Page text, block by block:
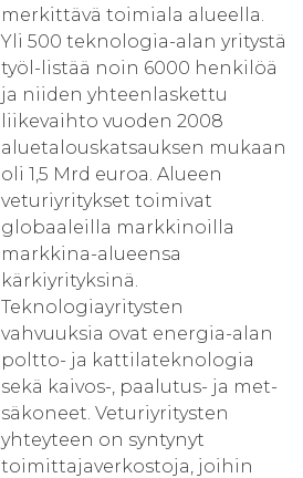
merkittävä toimiala alueella.
Yli 500 teknologia-alan yritystä
työl-listää noin 6000 henkilöä
ja niiden yhteenlaskettu
liikevaihto vuoden 2008
aluetalouskatsauksen mukaan
oli 1,5 Mrd euroa. Alueen
veturiyritykset toimivat
globaaleilla markkinoilla
markkina-alueensa
kärkiyrityksinä.
Teknologiayritysten
vahvuuksia ovat energia-alan
poltto- ja kattilateknologia
sekä kaivos-, paalutus- ja met-
säkoneet. Veturiyritysten
yhteyteen on syntynyt
toimittajaverkostoja, joihin